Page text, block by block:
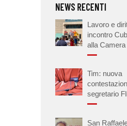
NEWS RECENTI
Lavoro e
incontro
alla Camera
Tim: nuova
segretario
San